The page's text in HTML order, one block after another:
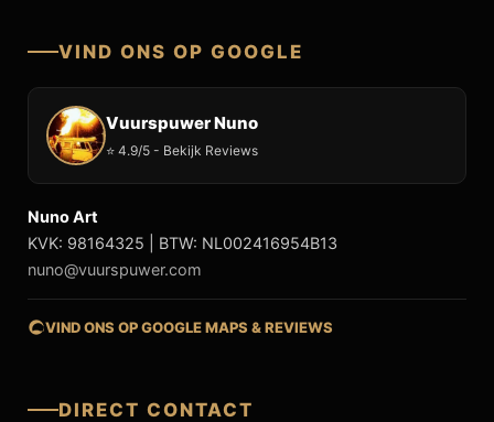
VIND ONS OP GOOGLE
Vuurspuwer Nuno
⭐ 4.9/5 - Bekijk Reviews
Nuno Art
KVK: 98164325 | BTW: NL002416954B13
nuno@vuurspuwer.com
VIND ONS OP GOOGLE MAPS & REVIEWS
DIRECT CONTACT